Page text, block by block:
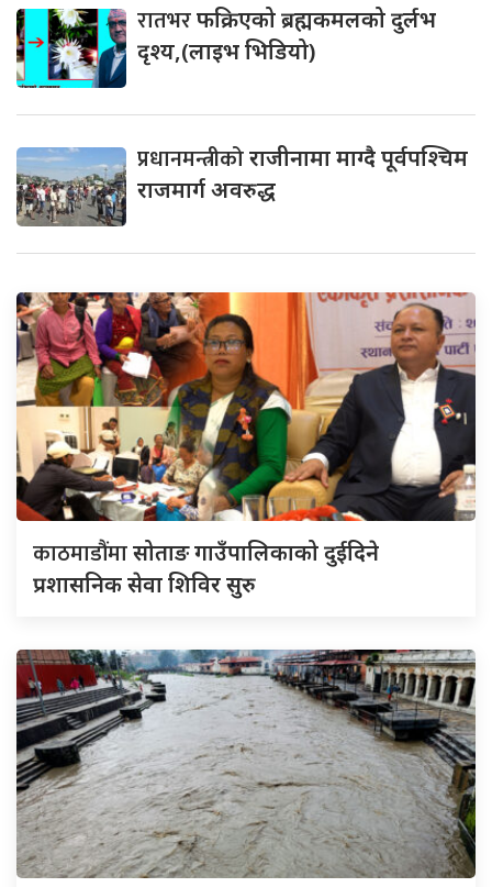
रातभरफक्रिएको ब्रह्मकमलको दुर्लभ
दृश्य,(लाइभ भिडियो)
प्रधानमन्त्रीकोराजीनामा माग्दै पूर्वपश्चिम
राजमार्ग अवरुद्ध
काठमाडौंमासोताङ गाउँपालिकाको दुईदिने
प्रशासनिक सेवा शिविर सुरु